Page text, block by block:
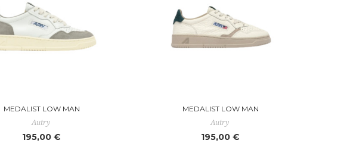
MEDALIST LOW MAN
Autry
195,00 €
MEDALIST LOW MAN
Autry
195,00 €